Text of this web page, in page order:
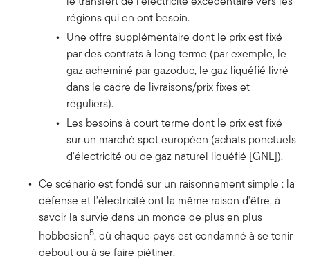
régions qui en ont besoin.
Une offre supplémentaire dont le prix est fixé
par des contrats à long terme (par exemple, le
gaz acheminé par gazoduc, le gaz liquéfié livré
dans le cadre de livraisons/prix fixes et
réguliers).
Les besoins à court terme dont le prix est fixé
sur un marché spot européen (achats ponctuels
d'électricité ou de gaz naturel liquéfié [GNL]).
Ce scénario est fondé sur un raisonnement simple : la
défense et l'électricité ont la même raison d'être, à
savoir la survie dans un monde de plus en plus
hobbesien5, où chaque pays est condamné à se tenir
debout ou à se faire piétiner.